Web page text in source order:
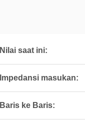
Nilai saat ini:
Impedansi masukan:
Baris ke Baris: